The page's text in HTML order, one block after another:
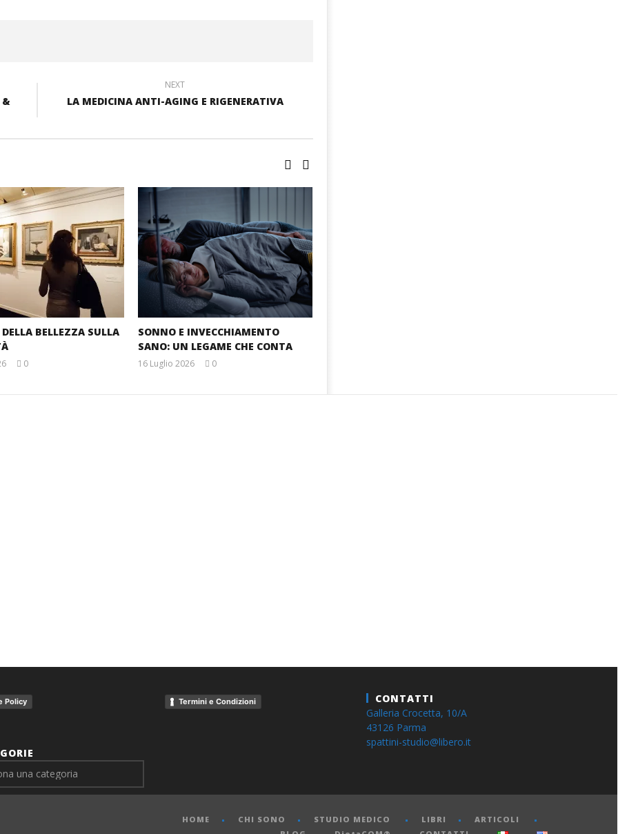
&
NEXT
LA MEDICINA ANTI-AGING E RIGENERATIVA
DELLA BELLEZZA SULLA
0
SONNO E INVECCHIAMENTO
SANO: UN LEGAME CHE CONTA
16 Luglio 2026
0
Policy Termini e Condizioni
CONTATTI
Galleria Crocetta, 10/A
43126 Parma
spattini-studio@libero.it
HOME CHI SONO STUDIO MEDICO LIBRI
ARTICOLI